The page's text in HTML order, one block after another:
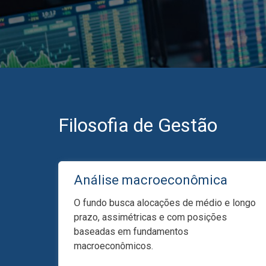
Filosofia de Gestão
Análise macroeconômica
O fundo busca alocações de médio e longo
prazo, assimétricas e com posições
baseadas em fundamentos
macroeconômicos.